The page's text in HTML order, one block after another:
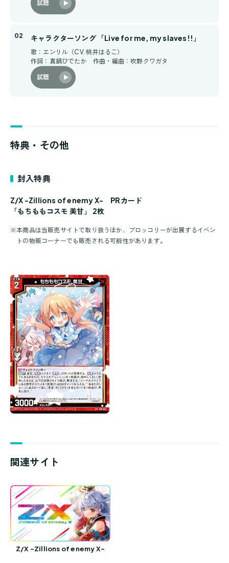
試聴
キャラクターソング 「Live for me, my slaves!!」
歌：エンリル（CV. 桃井はるこ）
作詞：真鍋ひでたか 作曲・編曲：吹野クワガタ
試聴
特典・その他
封入特典
Z/X -Zillions of enemy X- PRカード
「もちももコスモ 美甘 」 2枚
※本商品は当販売サイトで取り扱うほか、ブロッコリーが出展するイベン
トの物販コーナーでも販売される可能性があります。
関連サイト
Z/X -Zillions of enemy X-